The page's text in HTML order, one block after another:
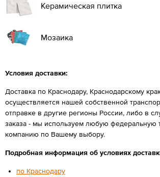
Керамическая плитка
Мозаика
Условия доставки:
Доставка по Краснодару, Краснодарскому
осуществляется нашей собственной
отправке в другие регионы России, либо в
заказа - мы используем любую федеральную
компанию по Вашему выбору.
Подробная информация об условиях
по Краснодару